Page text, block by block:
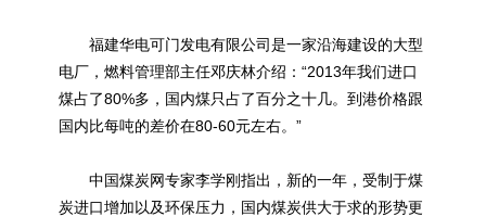
福建华电可门发电有限公司是一家沿海建设的大型
电厂，燃料管理部主任邓庆林介绍：“2013年我们进口
煤占了80%多，国内煤只占了百分之十几。到港价格跟
国内比每吨的差价在80-60元左右。”
中国煤炭网专家李学刚指出，新的一年，受制于煤
炭进口增加以及环保压力，国内煤炭供大于求的形势更